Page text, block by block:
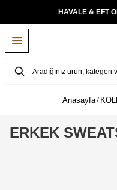
TÜM
Anasayfa
ERKEK